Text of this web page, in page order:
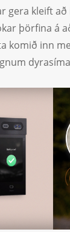
gera kleift
þörfina á
komið inn